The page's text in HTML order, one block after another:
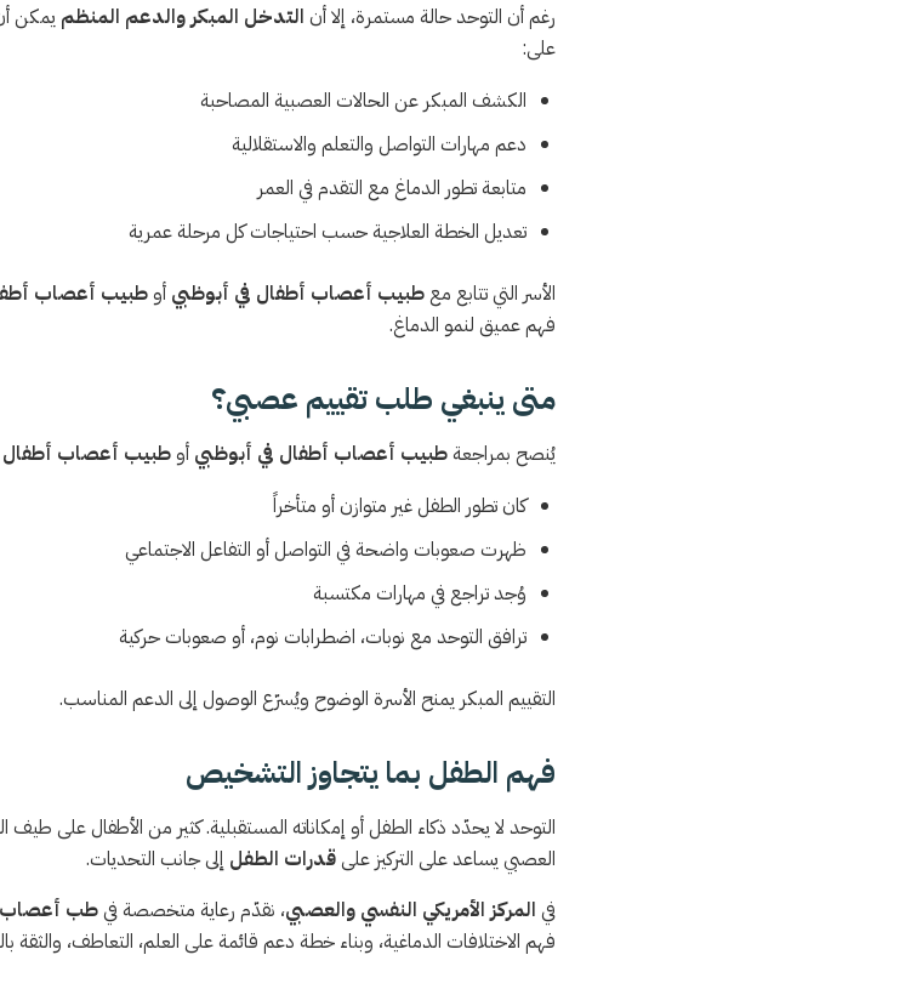
رغم أن التوحد حالة مستمرة، إلا أن التدخل المبكر والدعم المنظم يمكن
على:
الكشف المبكر عن الحالات العصبية المصاحبة
دعم مهارات التواصل والتعلم والاستقلالية
متابعة تطور الدماغ مع التقدم في العمر
تعديل الخطة العلاجية حسب احتياجات كل مرحلة عمرية
الأسر التي تتابع معطبيب أعصاب أطفال في أبوظبي أوطبيب أعصاب
فهم عميق لنمو الدماغ.
متى ينبغي طلب تقييم عصبي؟
يُنصح بمراجعة طبيب أعصاب أطفال في أبوظبي أوطبيب أعصاب أطفال
كان تطور الطفل غير متوازن أو متأخراً
ظهرت صعوبات واضحة في التواصل أو التفاعل الاجتماعي
وُجد تراجع في مهارات مكتسبة
ترافق التوحد مع نوبات، اضطرابات نوم، أو صعوبات حركية
التقييم المبكر يمنح الأسرة الوضوح ويُسرّع الوصول إلى الدعم المناسب.
فهم الطفل بما يتجاوز التشخيص
التوحد لا يحدّد ذكاء الطفل أو إمكاناته المستقبلية. كثير من الأطفال على
العصبي يساعد على التركيز علىقدرات الطفل إلى جانب التحديات.
في المركز الأمريكي النفسي والعصبي، نقدّم رعاية متخصصة فيطب أعصاب
فهم الاختلافات الدماغية، وبناء خطة دعم قائمة على العلم، التعاطف، والثقة